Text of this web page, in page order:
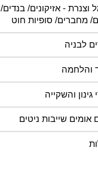
וצנרת - אזיקונים/ בנדים/
מחברים/ סופיות חוט
לבניה
והלחמה
גינון והשקייה
אומים שייבות ניטים